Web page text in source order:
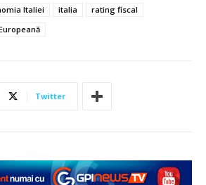
Italiei italia
rating fiscal
Twitter